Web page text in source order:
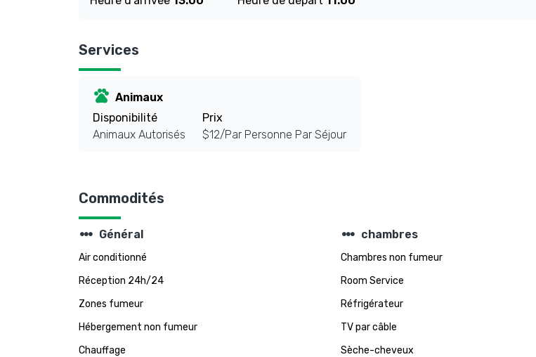
Services
pets Animaux
Disponibilité
Animaux Autorisés
Prix
$12/Par Personne Par Séjour
Commodités
steppers Général
Air conditionné
Réception 24h/24
Zones fumeur
Hébergement non fumeur
Chauffage
steppers chambres
Chambres non fumeur
Room Service
Réfrigérateur
TV par câble
Sèche-cheveux